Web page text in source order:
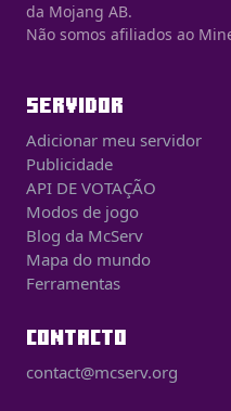
da Mojang AB.
Não somos afiliados ao
SERVIDOR
Adicionar meu servidor
Publicidade
API DE VOTAÇÃO
Modos de jogo
Blog da McServ
Mapa do mundo
Ferramentas
CONTACTO
contact@mcserv.org